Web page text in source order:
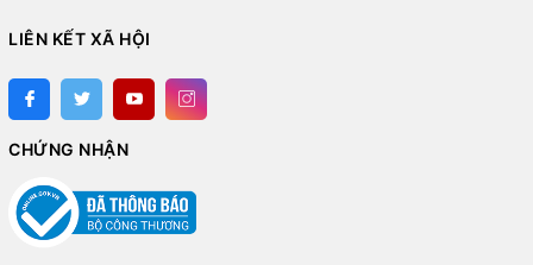
LIÊN KẾT XÃ HỘI
CHỨNG NHẬN